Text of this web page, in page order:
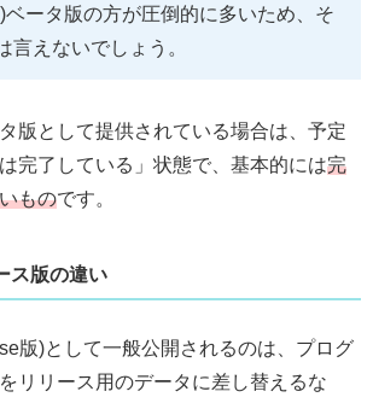
ベータ版の方が圧倒的に多いため、そ
言えないでしょう。
版として提供されている場合は、予定
完了している」状態で、基本的には完
ものです。
ス版の違い
版)として一般公開されるのは、プログ
リリース用のデータに差し替えるな